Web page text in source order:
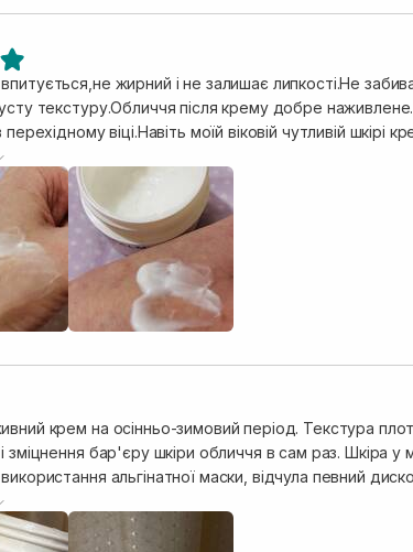
жирний і не залишає липкості.Не
текстуру.Обличчя після крему добре
перехідному віці.Навіть моїй віковій чутливій
добре,що крем на лямелярній
крем на осінньо-зимовий період. Текстура
зміцнення бар'єру шкіри обличчя в сам раз. Шкіра у
альгінатної маски, відчула певний
зі своїми функціями.